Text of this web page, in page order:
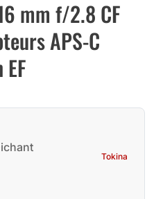
mm f/2.8 CF
APS-C
Tokina